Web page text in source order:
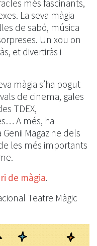
més fascinants,
La seva màgia
de sabó, música
Un xou on
et divertiràs i
màgia s’ha pogut
de cinema, gales
TDEX,
A més, ha
Magazine dels
les més importants
de màgia.
Teatre Màgic